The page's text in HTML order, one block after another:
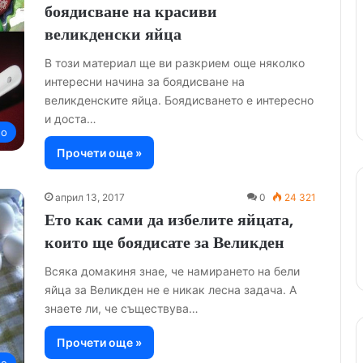
боядисване на красиви
великденски яйца
В този материал ще ви разкрием още няколко
интересни начина за боядисване на
великденските яйца. Боядисването е интересно
и доста…
Прочети още »
април 13, 2017 0 24 321
Ето как сами да избелите яйцата,
които ще боядисате за Великден
Всяка домакиня знае, че намирането на бели
яйца за Великден не е никак лесна задача. А
знаете ли, че съществува…
Прочети още »